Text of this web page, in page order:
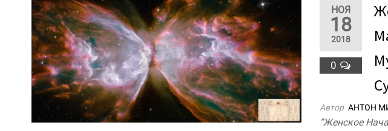
НОЯ
18
2018
0
Автор АНТОН
“Женское